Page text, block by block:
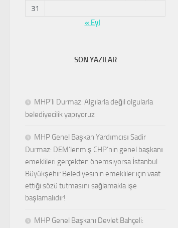
31
« Eyl
SON YAZILAR
MHP’li Durmaz: Algılarla değil olgularla
belediyecilik yapıyoruz
MHP Genel Başkan Yardımcısı Sadir
Durmaz: DEM’lenmiş CHP’nin genel başkanı
emeklileri gerçekten önemsiyorsa İstanbul
Büyükşehir Belediyesinin emekliler için vaat
ettiği sözü tutmasını sağlamakla işe
başlamalıdır!
MHP Genel Başkanı Devlet Bahçeli: